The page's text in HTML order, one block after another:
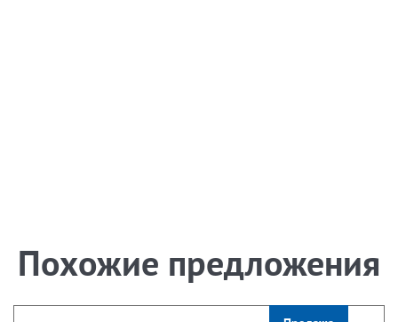
Похожие предложения